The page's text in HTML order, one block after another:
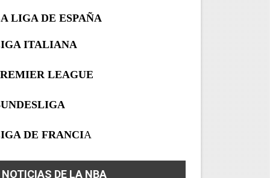
LIGA DE ESPAÑA
ITALIANA
LEAGUE
DE FRANCIA
NOTICIAS DE LA NBA